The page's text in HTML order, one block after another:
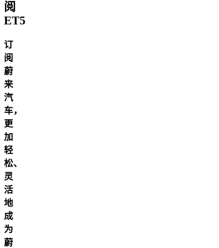
阅
ET5
订
阅
蔚
来
汽
车，
更
加
轻
松、
灵
活
地
成
为
蔚